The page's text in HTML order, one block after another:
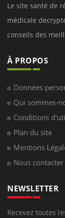
Le site santé de
médicale
conseils des
À PROPOS
Données
Qui sommes-
Conditions
Plan du site
Mentions
Nous contacter
NEWSLETTER
Recevez toutes